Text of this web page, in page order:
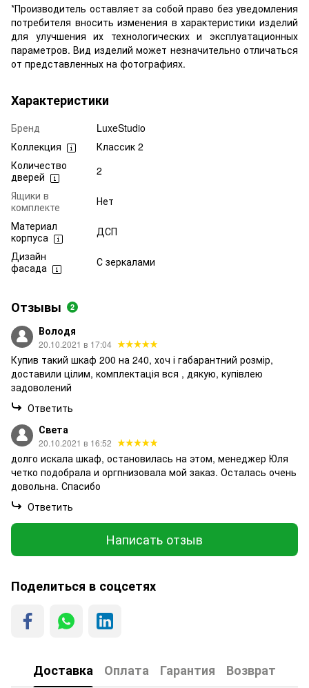
*Производитель оставляет за собой право без уведомления
потребителя вносить изменения в характеристики изделий
для улучшения их технологических и эксплуатационных
параметров. Вид изделий может незначительно отличаться
от представленных на фотографиях.
Характеристики
Бренд
LuxeStudio
Коллекция
Классик 2
Количество
дверей
2
Ящики в
комплекте
Нет
Материал
корпуса
ДСП
Дизайн
фасада
С зеркалами
Отзывы 2
Володя
20.10.2021 в 17:04
Купив такий шкаф 200 на 240, хоч і габарантний розмір,
доставили цілим, комплектація вся , дякую, купівлею
задоволений
Ответить
Света
20.10.2021 в 16:52
долго искала шкаф, остановилась на этом, менеджер Юля
четко подобрала и оргпнизовала мой заказ. Осталась очень
довольна. Спасибо
Ответить
Написать отзыв
Поделиться в соцсетях
Доставка Оплата Гарантия Возврат